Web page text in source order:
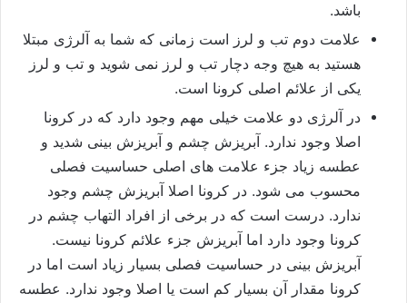
باشد.
علامت دوم تب و لرز است زمانی که شما به آلرژی مبتلا
هستید به هیچ وجه دچار تب و لرز نمی شوید و تب و لرز
یکی از علائم اصلی کرونا است.
در آلرژی دو علامت خیلی مهم وجود دارد که در کرونا
اصلا وجود ندارد. آبریزش چشم و آبریزش بینی شدید و
عطسه زیاد جزء علامت های اصلی حساسیت فصلی
محسوب می شود. در کرونا اصلا آبریزش چشم وجود
ندارد. درست است که در برخی از افراد التهاب چشم در
کرونا وجود دارد اما آبریزش جزء علائم کرونا نیست.
آبریزش بینی در حساسیت فصلی بسیار زیاد است اما در
کرونا مقدار آن بسیار کم است یا اصلا وجود ندارد. عطسه